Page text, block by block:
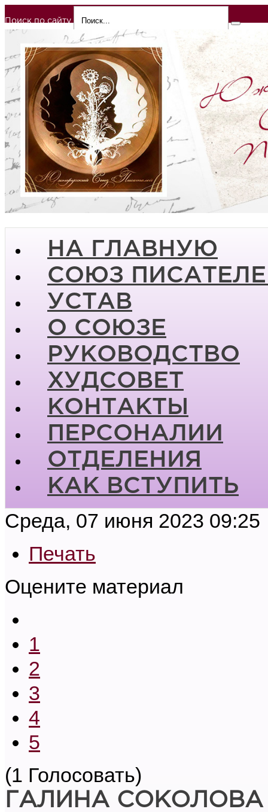
Поиск по сайту
НА ГЛАВНУЮ
СОЮЗ
УСТАВ
О СОЮЗЕ
РУКОВОДСТВО
ХУДСОВЕТ
КОНТАКТЫ
ПЕРСОНАЛИИ
ОТДЕЛЕНИЯ
КАК ВСТУПИТЬ
Среда, 07 июня 2023 09:25
Печать
Оцените материал
1
2
3
4
5
(1 Голосовать)
ГАЛИНА СОКОЛОВА